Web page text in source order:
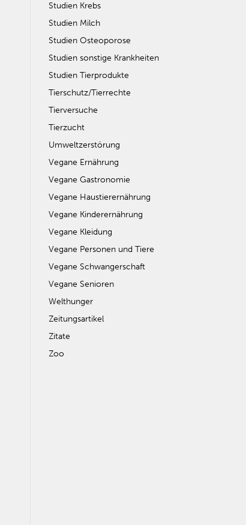
Studien Krebs
Studien Milch
Studien Osteoporose
Studien sonstige Krankheiten
Studien Tierprodukte
Tierschutz/Tierrechte
Tierversuche
Tierzucht
Umweltzerstörung
Vegane Ernährung
Vegane Gastronomie
Vegane Haustierernährung
Vegane Kinderernährung
Vegane Kleidung
Vegane Personen und Tiere
Vegane Schwangerschaft
Vegane Senioren
Welthunger
Zeitungsartikel
Zitate
Zoo